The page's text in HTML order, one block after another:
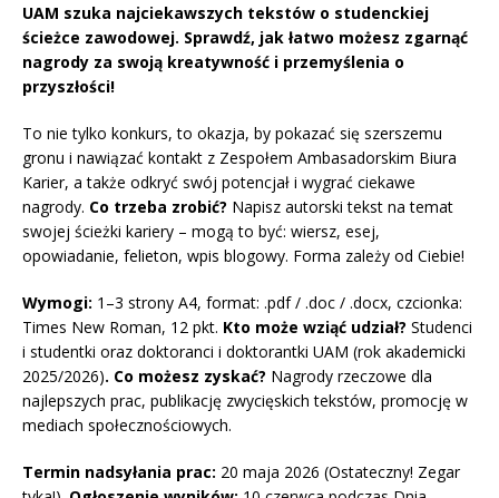
UAM szuka najciekawszych tekstów o studenckiej
ścieżce zawodowej. Sprawdź, jak łatwo możesz zgarnąć
nagrody za swoją kreatywność i przemyślenia o
przyszłości!
To nie tylko konkurs, to okazja, by pokazać się szerszemu
gronu i nawiązać kontakt z Zespołem Ambasadorskim Biura
Karier, a także odkryć swój potencjał i wygrać ciekawe
nagrody. Co trzeba zrobić? Napisz autorski tekst na temat
swojej ścieżki kariery – mogą to być: wiersz, esej,
opowiadanie, felieton, wpis blogowy. Forma zależy od Ciebie!
Wymogi: 1–3 strony A4, format: .pdf / .doc / .docx, czcionka:
Times New Roman, 12 pkt. Kto może wziąć udział? Studenci
i studentki oraz doktoranci i doktorantki UAM (rok akademicki
2025/2026). Co możesz zyskać? Nagrody rzeczowe dla
najlepszych prac, publikację zwycięskich tekstów, promocję w
mediach społecznościowych.
Termin nadsyłania prac: 20 maja 2026 (Ostateczny! Zegar